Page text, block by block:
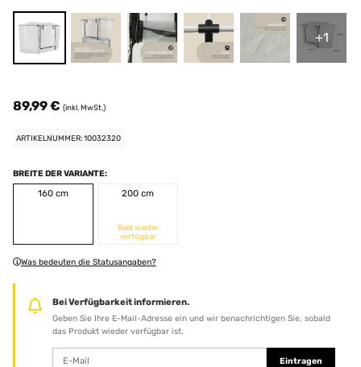
+1
89,99 € (inkl. MwSt.)
ARTIKELNUMMER: 10032320
BREITE DER VARIANTE:
160 cm
200 cm
Bald wieder
verfügbar
Was bedeuten die Statusangaben?
Bei Verfügbarkeit informieren.
Geben Sie Ihre E-Mail-Adresse ein und wir benachrichtigen Sie, sobald
das Produkt wieder verfügbar ist.
Eintragen